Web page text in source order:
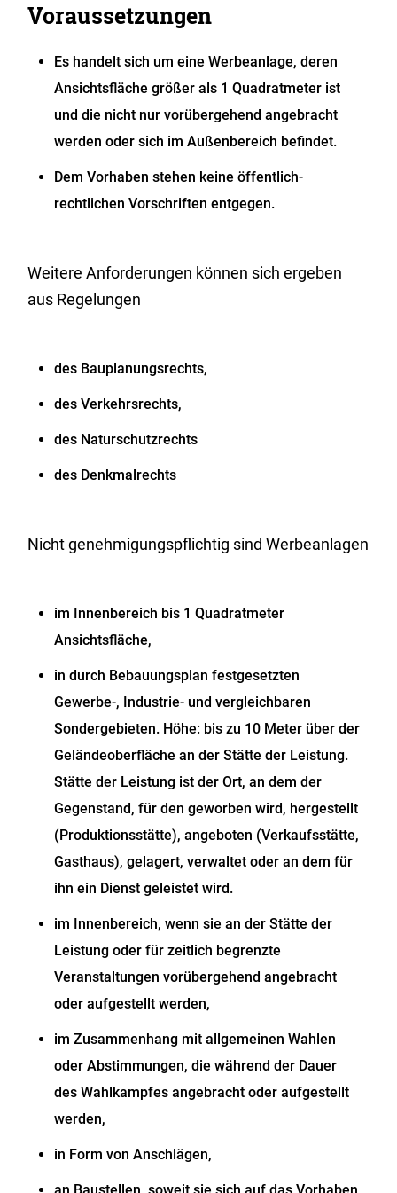
Voraussetzungen
Es handelt sich um eine Werbeanlage, deren
Ansichtsfläche größer als 1 Quadratmeter ist
und die nicht nur vorübergehend angebracht
werden oder sich im Außenbereich befindet.
Dem Vorhaben stehen keine öffentlich-
rechtlichen Vorschriften entgegen.
Weitere Anforderungen können sich ergeben
aus Regelungen
des Bauplanungsrechts,
des Verkehrsrechts,
des Naturschutzrechts
des Denkmalrechts
Nicht genehmigungspflichtig sind Werbeanlagen
im Innenbereich bis 1 Quadratmeter
Ansichtsfläche,
in durch Bebauungsplan festgesetzten
Gewerbe-, Industrie- und vergleichbaren
Sondergebieten. Höhe: bis zu 10 Meter über der
Geländeoberfläche an der Stätte der Leistung.
Stätte der Leistung ist der Ort, an dem der
Gegenstand, für den geworben wird, hergestellt
(Produktionsstätte), angeboten (Verkaufsstätte,
Gasthaus), gelagert, verwaltet oder an dem für
ihn ein Dienst geleistet wird.
im Innenbereich, wenn sie an der Stätte der
Leistung oder für zeitlich begrenzte
Veranstaltungen vorübergehend angebracht
oder aufgestellt werden,
im Zusammenhang mit allgemeinen Wahlen
oder Abstimmungen, die während der Dauer
des Wahlkampfes angebracht oder aufgestellt
werden,
in Form von Anschlägen,